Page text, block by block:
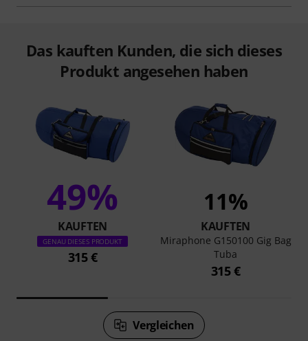
Das kauften Kunden, die sich dieses
Produkt angesehen haben
49%
KAUFTEN
GENAU DIESES PRODUKT
315 €
11%
KAUFTEN
Miraphone G150100 Gig Bag
Tuba
315 €
Vergleichen